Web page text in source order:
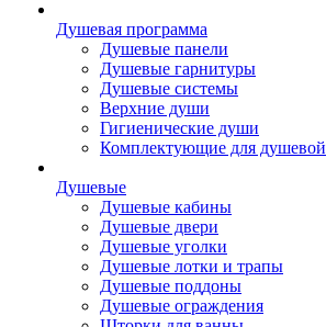
Душевая программа
Душевые панели
Душевые гарнитуры
Душевые системы
Верхние души
Гигиенические души
Комплектующие для душевой
Душевые
Душевые кабины
Душевые двери
Душевые уголки
Душевые лотки и трапы
Душевые поддоны
Душевые ограждения